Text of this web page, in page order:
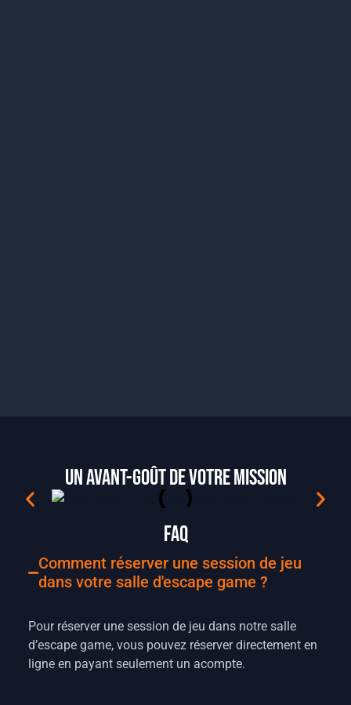
FAQ
Comment réserver une session de jeu
dans votre salle d'escape game ?
Pour réserver une session de jeu dans notre salle
d’escape game, vous pouvez réserver directement en
ligne en payant seulement un acompte.
Un avant-goût de votre mission